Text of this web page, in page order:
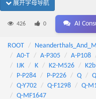
展开字母导航
426 0 AI
ROOT
A0-T
A-P305 A-P108
IJK
K K2-M526 K2b
P-P284
P-P226 Q
Q-Y702
Q-F1298 Q-
Q-MF1647